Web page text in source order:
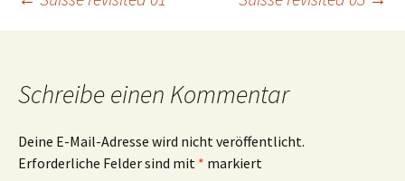
Beitrags-
Schreibe einen Kommentar
Deine E-Mail-Adresse wird nicht veröffentlicht.
Erforderliche Felder sind mit * markiert